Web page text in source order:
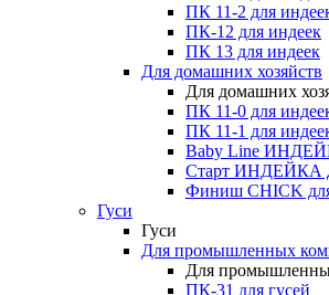
ПК 11-2 для
ПК-12 для индеек
ПК 13 для индеек
Для домашних хозяйств
Для домашних
ПК 11-0 для
ПК 11-1 для
Baby Line
Старт ИНДЕЙКА
Финиш CHICK
Гуси
Гуси
Для промышленных
Для
ПК-31 для гусей